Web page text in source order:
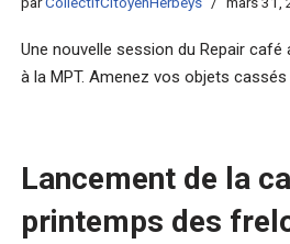
Une nouvelle session du Repair
à la MPT. Amenez vos objets
Lancement de la
printemps des